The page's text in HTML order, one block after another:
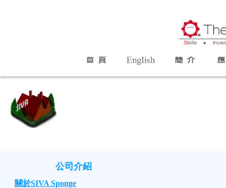
公司介紹
關於SIVA Sponge